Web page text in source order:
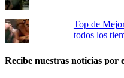
Top de
todos los
Recibe nuestras noticias por